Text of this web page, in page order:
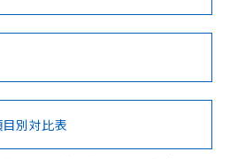
Cd Cr(VI)
No No
品の規格認証/適合状況ページへ
ちらのページからご検索ください
別対比表